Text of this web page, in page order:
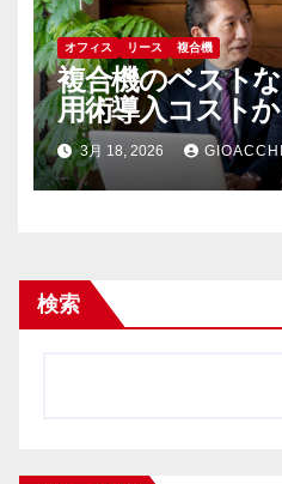
オフィス リース 複合機
複合機のベスト
用術導入コスト
で3月 18, 2026
検索